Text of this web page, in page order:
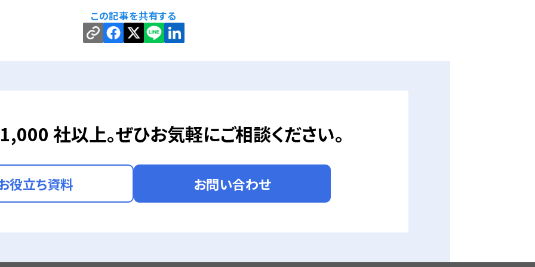
この記事を共有する
社以上。ぜひお気軽にご相談ください。
役立ち資料 お問い合わせ